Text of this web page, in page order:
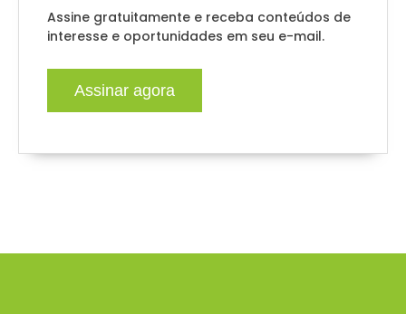
Assine gratuitamente e receba conteúdos de
interesse e oportunidades em seu e-mail.
Assinar agora